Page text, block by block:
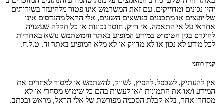
יהיו נכונים ומדוייקים. עם זאת המשתמש אינו פטור מלהיעזר בשירותים
של יועצים או מתכננים בנושאים השונים, אלי הראל מהנדסים אינו
אחראי על אי התאמה, אי דיוק, חוסר נכונות או כל תקלה שעשויה
להיגרם בגין השימוש במידע המופיע באתר והמשתמש נושא באחריות
לכל מידע לא נכון או לא מדויק או לא מלא המופיע באתר זה. ט.ל.ח.
קניין רוחני
אין להעתיק, לשכפל, להפיץ, לשווק, להשתמש או למסור לאחרים את
המידע ו/או את התמונות ו/או לעשות בהם כל שימוש מסחרי או לא
מסחרי אחר, בלא קבלת הסכמה מפורשת של אלי הראל, מראש ובכתב.